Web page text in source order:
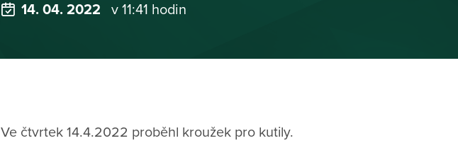
14. 04. 2022 v 11:41 hodin
Ve čtvrtek 14.4.2022 proběhl kroužek pro kutily.